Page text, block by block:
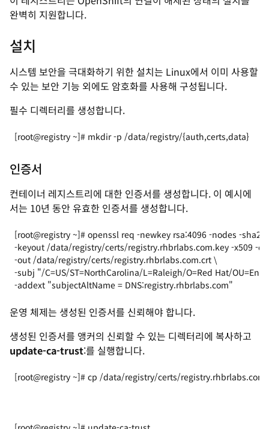
완벽히 지원합니다.
설치
시스템 보안을 극대화하기 위한 설치는 Linux에서 이미 사용할
수 있는 보안 기능 외에도 암호화를 사용해 구성됩니다.
필수 디렉터리를 생성합니다.
[root@registry ~]# mkdir -p /data/registry/{auth,certs,data}
인증서
컨테이너 레지스트리에 대한 인증서를 생성합니다. 이 예시에
서는 10년 동안 유효한 인증서를 생성합니다.
[root@registry ~]# openssl req -newkey rsa:4096 -nodes -
-keyout /data/registry/certs/registry.rhbrlabs.com.key -x509 -
-out /data/registry/certs/registry.rhbrlabs.com.crt \
-subj "/C=US/ST=NorthCarolina/L=Raleigh/O=Red Hat/
-addext "subjectAltName = DNS:registry.rhbrlabs.com"
운영 체제는 생성된 인증서를 신뢰해야 합니다.
생성된 인증서를 앵커의 신뢰할 수 있는 디렉터리에 복사하고
update-ca-trust:를 실행합니다.
[root@registry ~]# cp /data/registry/certs/